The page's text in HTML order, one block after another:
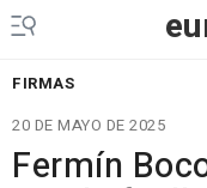
FIRMAS
20 DE MAYO DE 2025
Fermín